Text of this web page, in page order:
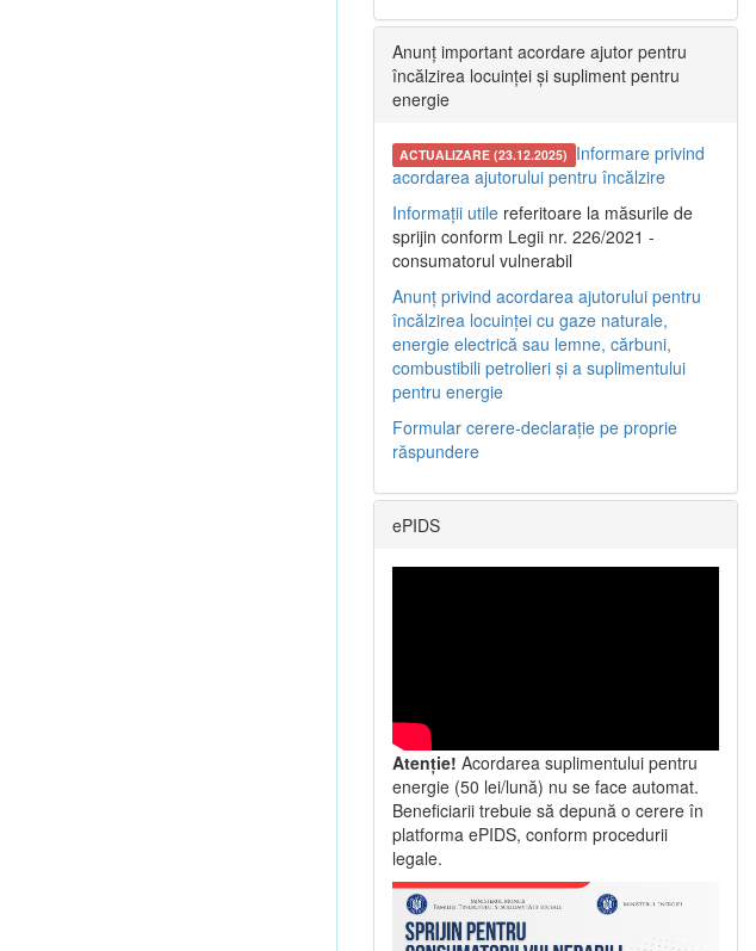
Anunț important acordare ajutor pentru
încălzirea locuinței și supliment pentru
energie
ACTUALIZARE (23.12.2025) Informare privind
acordarea ajutorului pentru încălzire
Informații utile referitoare la măsurile de
sprijin conform Legii nr. 226/2021 -
consumatorul vulnerabil
Anunț privind acordarea ajutorului pentru
încălzirea locuinței cu gaze naturale,
energie electrică sau lemne, cărbuni,
combustibili petrolieri și a suplimentului
pentru energie
Formular cerere-declarație pe proprie
răspundere
ePIDS
Atenție! Acordarea suplimentului pentru
energie (50 lei/lună) nu se face automat.
Beneficiarii trebuie să depună o cerere în
platforma ePIDS, conform procedurii
legale.